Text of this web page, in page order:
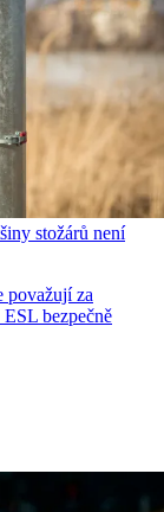
stožárů není
považují za
bezpečně